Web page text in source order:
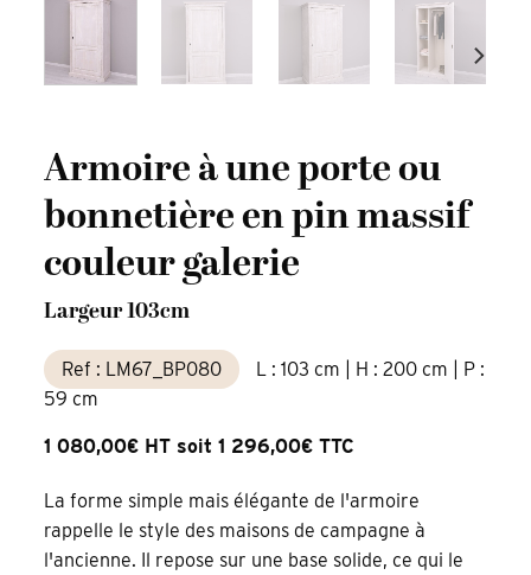
Armoire à une porte ou
bonnetière en pin massif
couleur galerie
Largeur 103cm
Ref : LM67_BP080
L : 103 cm | H : 200 cm | P :
59 cm
1 080,00€ HT soit 1 296,00€ TTC
La forme simple mais élégante de l'armoire
rappelle le style des maisons de campagne à
l'ancienne. Il repose sur une base solide, ce qui le